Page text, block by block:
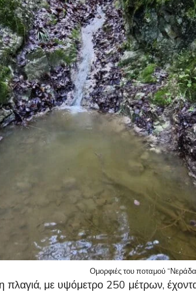
Ομορφιές του ποταμού
πλαγιά, με υψόμετρο 250 μέτρων,